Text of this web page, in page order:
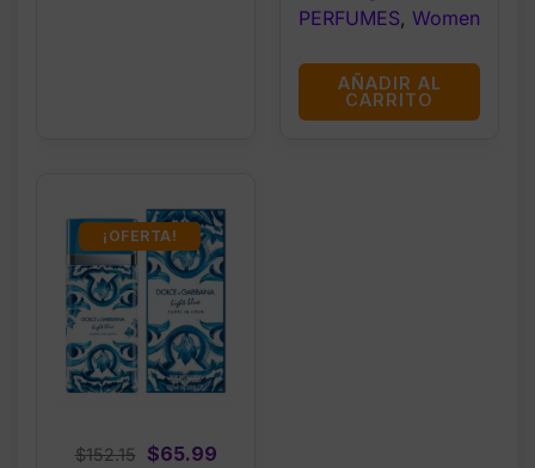
PERFUMES, Women
AÑADIR AL
CARRITO
¡OFERTA!
$152.15
Original
$65.99Current